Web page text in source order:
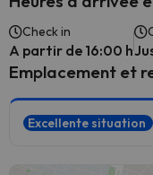
Check in
A partir de 16:00 h
Emplacement et
Excellente situation